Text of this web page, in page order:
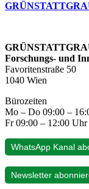
Forschungs- und
Favoritenstraße 50
1040 Wien
Bürozeiten
Mo – Do 09:00 –
Fr 09:00 – 12:00 Uhr
WhatsApp Kanal
Newsletter